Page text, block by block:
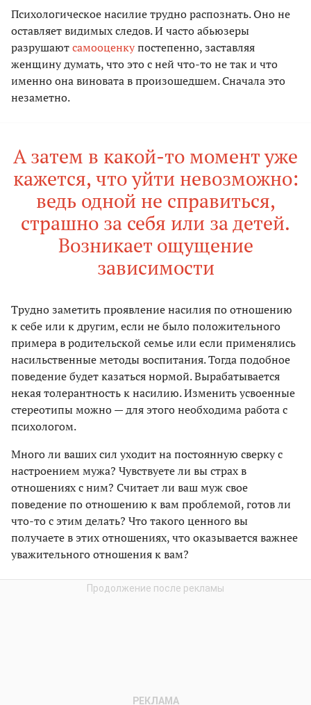
Психологическое насилие трудно распознать. Оно не
оставляет видимых следов. И часто абьюзеры
разрушаютсамооценкупостепенно, заставляя
женщину думать, что это с ней что-то не так и что
именно она виновата в произошедшем. Сначала это
незаметно.
А затем в какой-то момент уже
кажется, что уйти невозможно:
ведь одной не справиться,
страшно за себя или за детей.
Возникает ощущение
зависимости
Трудно заметить проявление насилия по отношению
к себе или к другим, если не было положительного
примера в родительской семье или если применялись
насильственные методы воспитания. Тогда подобное
поведение будет казаться нормой. Вырабатывается
некая толерантность к насилию. Изменить усвоенные
стереотипы можно — для этого необходима работа с
психологом.
Много ли ваших сил уходит на постоянную сверку с
настроением мужа? Чувствуете ли вы страх в
отношениях с ним? Считает ли ваш муж свое
поведение по отношению к вам проблемой, готов ли
что-то с этим делать? Что такого ценного вы
получаете в этих отношениях, что оказывается важнее
уважительного отношения к вам?